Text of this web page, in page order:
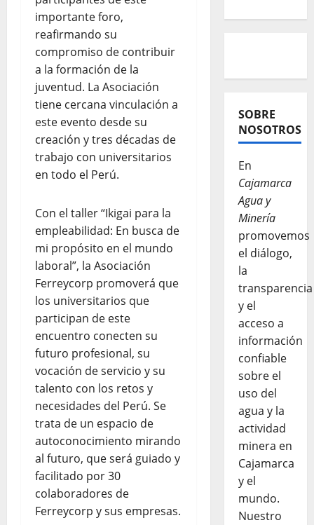
importante foro,
reafirmando su
compromiso de contribuir
a la formación de la
juventud. La Asociación
tiene cercana vinculación a
este evento desde su
creación y tres décadas de
trabajo con universitarios
en todo el Perú.
Con el taller “Ikigai para la
empleabilidad: En busca de
mi propósito en el mundo
laboral”, la Asociación
Ferreycorp promoverá que
los universitarios que
participan de este
encuentro conecten su
futuro profesional, su
vocación de servicio y su
talento con los retos y
necesidades del Perú. Se
trata de un espacio de
autoconocimiento mirando
al futuro, que será guiado y
facilitado por 30
colaboradores de
Ferreycorp y sus empresas.
SOBRE
NOSOTROS
En
Cajamarca
Agua y
Minería
promovemos
el diálogo,
la
transparencia
y el
acceso a
información
confiable
sobre el
uso del
agua y la
actividad
minera en
Cajamarca
y el
mundo.
Nuestro